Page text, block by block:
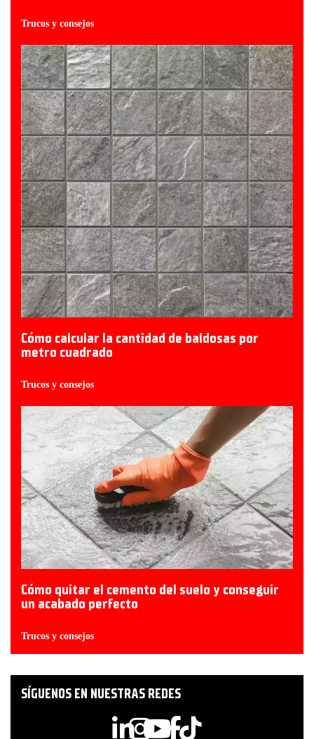
Trucos y consejos
Cómo calcular la cantidad de baldosas por
metro cuadrado
Trucos y consejos
Cómo quitar el cemento del suelo y conseguir
un acabado perfecto
Trucos y consejos
SÍGUENOS EN NUESTRAS REDES